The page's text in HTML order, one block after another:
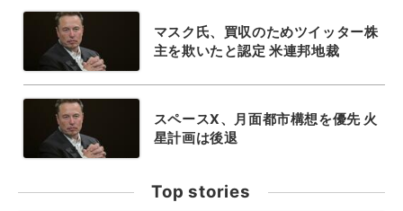
マスク氏、買収のためツイッター株
主を欺いたと認定 米連邦地裁
スペースX、月面都市構想を優先 火
星計画は後退
Top stories